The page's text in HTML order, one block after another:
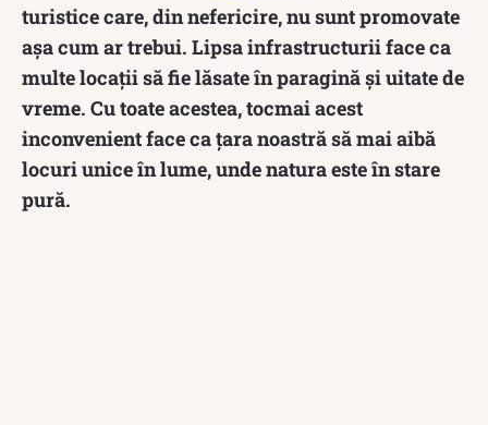
turistice care, din nefericire, nu sunt promovate
așa cum ar trebui. Lipsa infrastructurii face ca
multe locații să fie lăsate în paragină și uitate de
vreme. Cu toate acestea, tocmai acest
inconvenient face ca țara noastră să mai aibă
locuri unice în lume, unde natura este în stare
pură.